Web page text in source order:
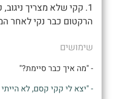
1. קקי שלא מצריך ניגוב,
הרקטום כבר נקי לאחר
שימושים
- "מה איך כבר סיימת?"
- "יצא לי קקי קסם, לא הייתי